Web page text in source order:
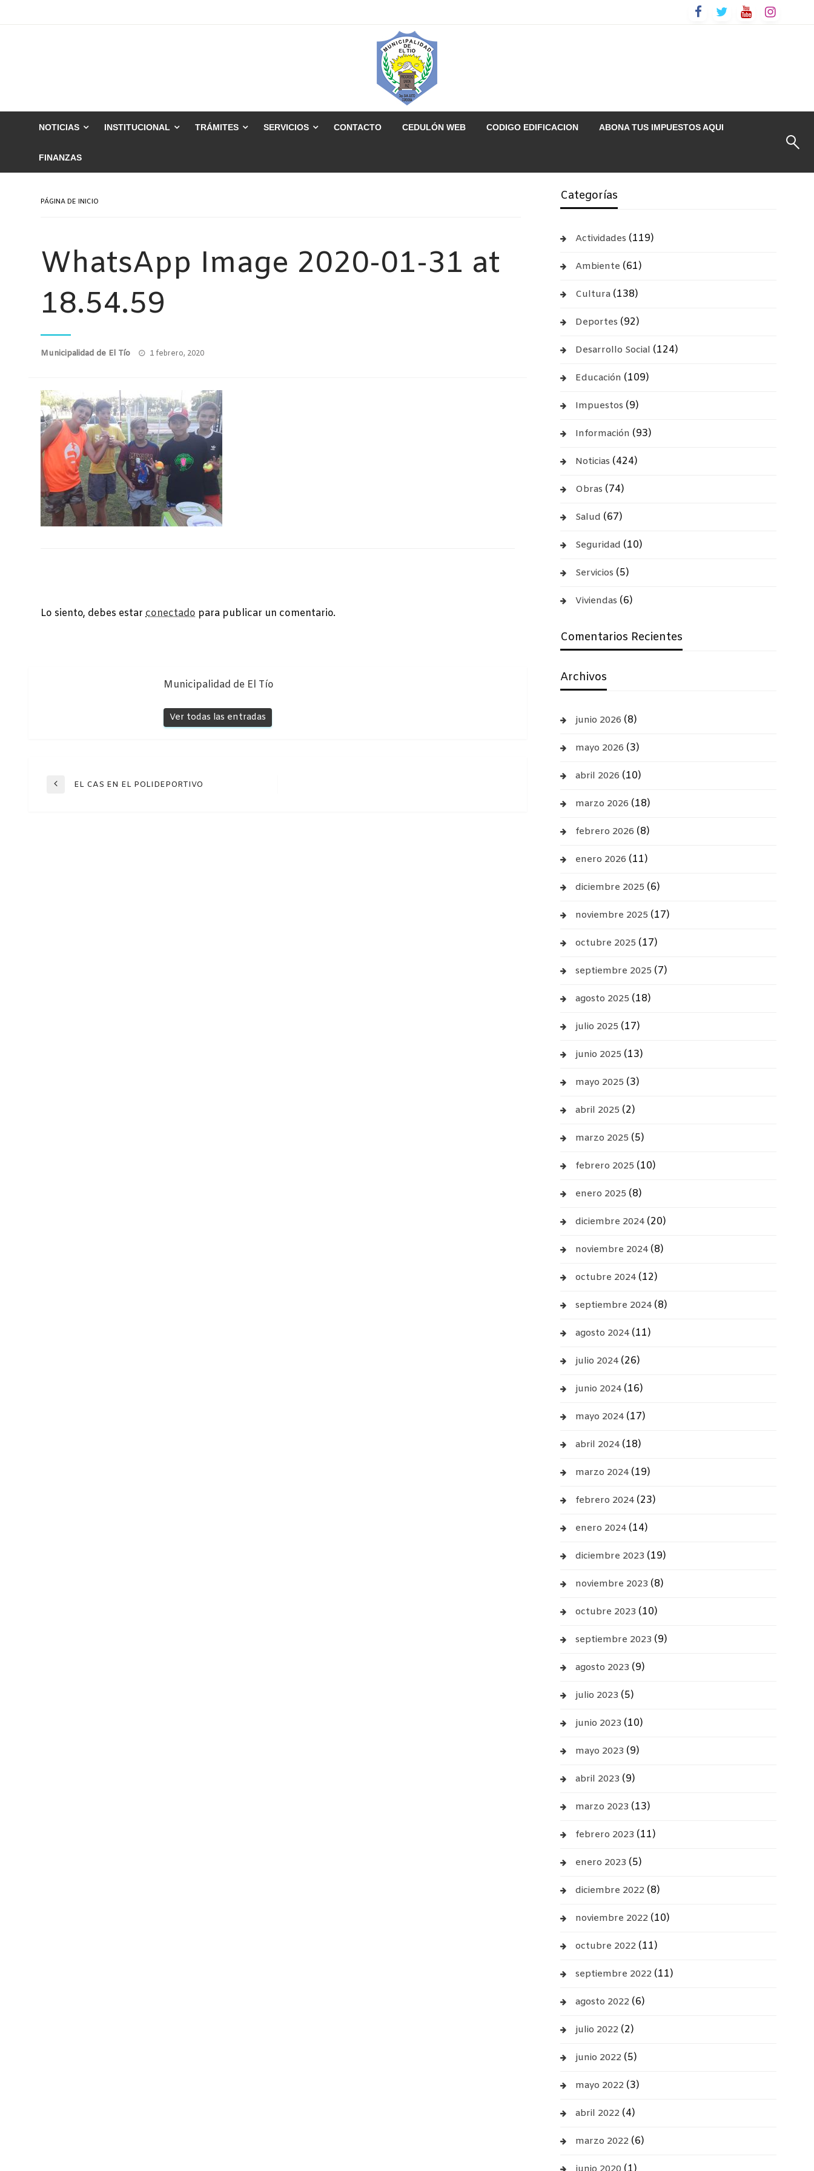
NOTICIAS INSTITUCIONAL TRÁMITES SERVICIOS CONTACTO CEDULÓN WEB CODIGO EDIFICACION ABONA TUS IMPUESTOS AQUI
FINANZAS
PÁGINA DE INICIO
WhatsApp Image 2020-01-31 at
18.54.59
Municipalidad de El Tío
Publicado
1 febrero, 2020
Lo siento, debes estar conectado para publicar un comentario.
Municipalidad de El Tío
Ver todas las entradas
Navegación
EntradaEL CAS EN EL POLIDEPORTIVO
Categorías
Actividades (119)
Ambiente (61)
Cultura (138)
Deportes (92)
Desarrollo Social (124)
Educación (109)
Impuestos (9)
Información (93)
Noticias (424)
Obras (74)
Salud (67)
Seguridad (10)
Servicios (5)
Viviendas (6)
Comentarios Recientes
Archivos
junio 2026 (8)
mayo 2026 (3)
abril 2026 (10)
marzo 2026 (18)
febrero 2026 (8)
enero 2026 (11)
diciembre 2025 (6)
noviembre 2025 (17)
octubre 2025 (17)
septiembre 2025 (7)
agosto 2025 (18)
julio 2025 (17)
junio 2025 (13)
mayo 2025 (3)
abril 2025 (2)
marzo 2025 (5)
febrero 2025 (10)
enero 2025 (8)
diciembre 2024 (20)
noviembre 2024 (8)
octubre 2024 (12)
septiembre 2024 (8)
agosto 2024 (11)
julio 2024 (26)
junio 2024 (16)
mayo 2024 (17)
abril 2024 (18)
marzo 2024 (19)
febrero 2024 (23)
enero 2024 (14)
diciembre 2023 (19)
noviembre 2023 (8)
octubre 2023 (10)
septiembre 2023 (9)
agosto 2023 (9)
julio 2023 (5)
junio 2023 (10)
mayo 2023 (9)
abril 2023 (9)
marzo 2023 (13)
febrero 2023 (11)
enero 2023 (5)
diciembre 2022 (8)
noviembre 2022 (10)
octubre 2022 (11)
septiembre 2022 (11)
agosto 2022 (6)
julio 2022 (2)
junio 2022 (5)
mayo 2022 (3)
abril 2022 (4)
marzo 2022 (6)